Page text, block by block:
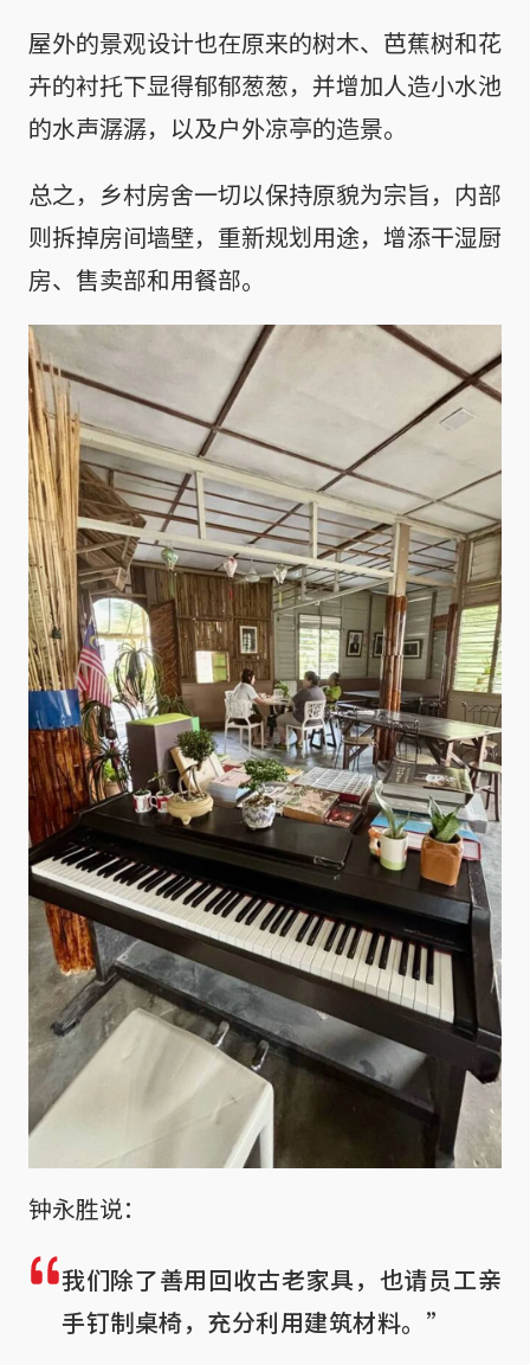
屋外的景观设计也在原来的树木、芭蕉树和花
卉的衬托下显得郁郁葱葱，并增加人造小水池
的水声潺潺，以及户外凉亭的造景。
总之，乡村房舍一切以保持原貌为宗旨，内部
则拆掉房间墙壁，重新规划用途，增添干湿厨
房、售卖部和用餐部。
钟永胜说：
我们除了善用回收古老家具，也请员工亲
手钉制桌椅，充分利用建筑材料。”